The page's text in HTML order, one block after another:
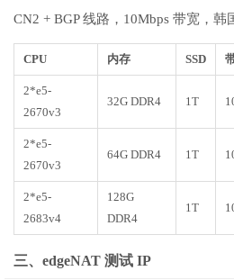
CN2 + BGP 线路，10Mbps 带宽，韩
CPU 内存 SSD
2*e5-
2670v3
32G DDR4 1T
2*e5-
2670v3
64G DDR4 1T
2*e5-
2683v4
128G
DDR4
1T
三、edgeNAT 测试 IP